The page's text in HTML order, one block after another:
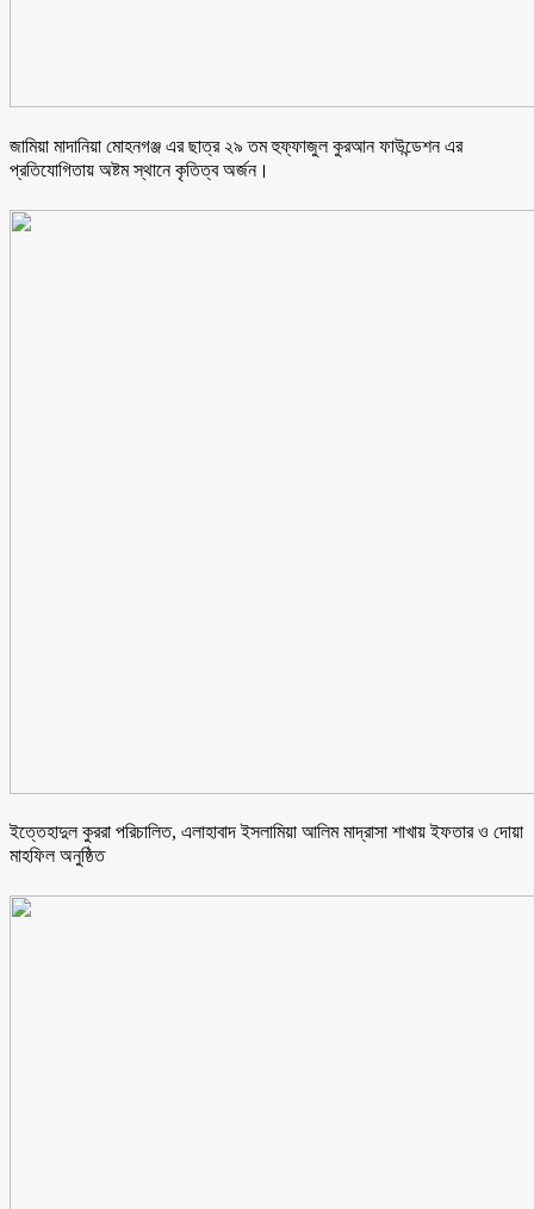
জামিয়া মাদানিয়া মোহনগঞ্জ এর ছাত্র ২৯ তম হুফ্ফাজুল কুরআন ফাউন্ডেশন এর
প্রতিযোগিতায় অষ্টম স্থানে কৃতিত্ব অর্জন।
ইত্তেহাদুল কুররা পরিচালিত, এলাহাবাদ ইসলামিয়া আলিম মাদ্রাসা শাখায় ইফতার ও দোয়া
মাহফিল অনুষ্ঠিত